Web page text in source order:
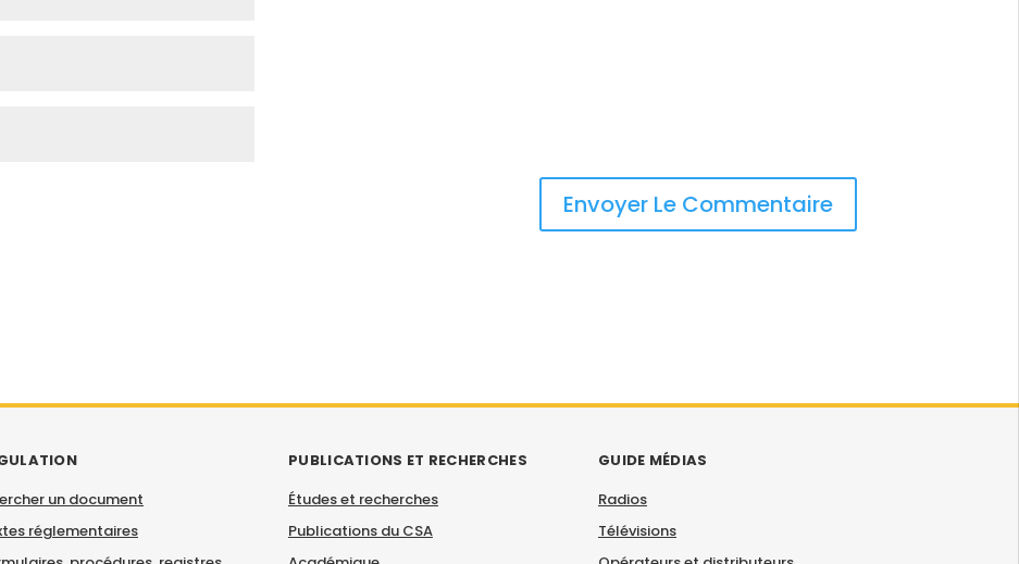
un document
réglementaires
PUBLICATIONS ET RECHERCHES
Études et recherches
Publications du CSA
GUIDE MÉDIAS
Radios
Télévisions